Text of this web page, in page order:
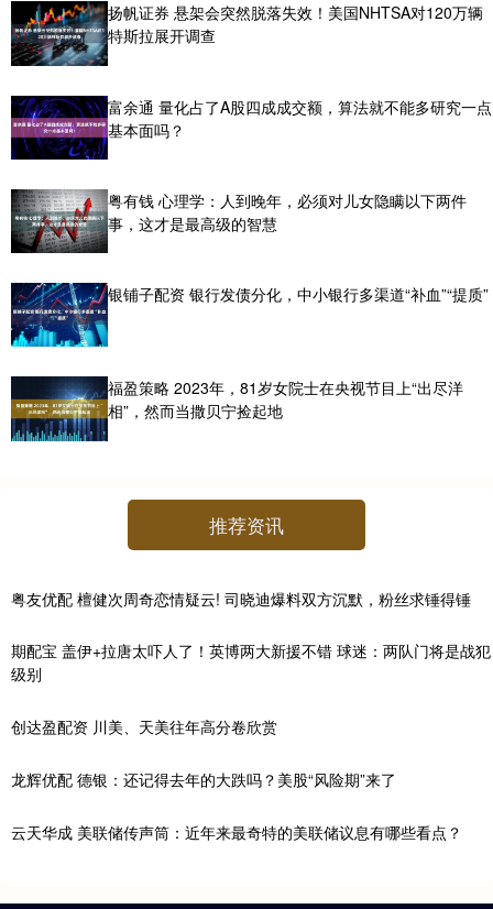
扬帆证券 悬架会突然脱落失效！美国NHTSA对120万辆
特斯拉展开调查
富余通 量化占了A股四成成交额，算法就不能多研究一点
基本面吗？
粤有钱 心理学：人到晚年，必须对儿女隐瞒以下两件
事，这才是最高级的智慧
银铺子配资 银行发债分化，中小银行多渠道“补血”“提质”
福盈策略 2023年，81岁女院士在央视节目上“出尽洋
相”，然而当撒贝宁捡起地
推荐资讯
粤友优配 檀健次周奇恋情疑云! 司晓迪爆料双方沉默，粉丝求锤得锤
期配宝 盖伊+拉唐太吓人了！英博两大新援不错 球迷：两队门将是战犯
级别
创达盈配资 川美、天美往年高分卷欣赏
龙辉优配 德银：还记得去年的大跌吗？美股“风险期”来了
云天华成 美联储传声筒：近年来最奇特的美联储议息有哪些看点？